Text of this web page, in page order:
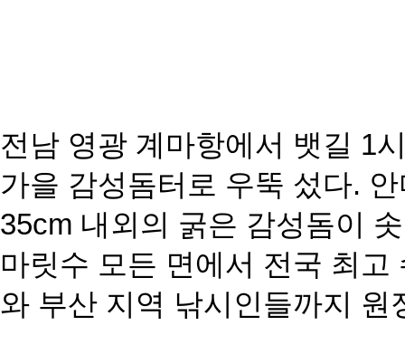
전남 영광 계마항에서 뱃길 1
가을 감성돔터로 우뚝 섰다.
35cm 내외의 굵은 감성돔이
마릿수 모든 면에서 전국 최
와 부산 지역 낚시인들까지 원